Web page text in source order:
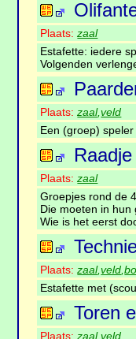
Plaats:zaal
Estafette: iedere
Volgenden
Plaats:zaal,veld
Een (groep)
Plaats:zaal
Groepjes rond de
Die moeten in hun
Wie is het eerst
Plaats:zaal,veld,
Estafette met
Toren
Plaats:zaal,veld